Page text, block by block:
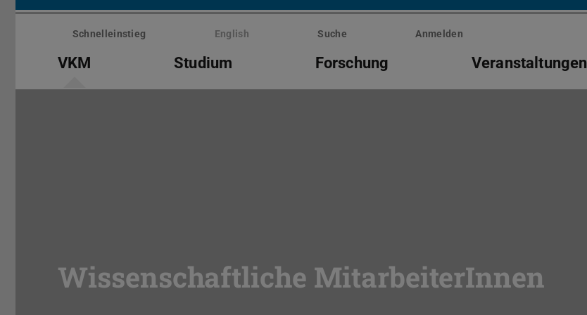
Menü
überspringenSchnelleinstieg English Suche Anmelden
VKM Studium Forschung Veranstaltungen
Wissenschaftliche MitarbeiterInnen